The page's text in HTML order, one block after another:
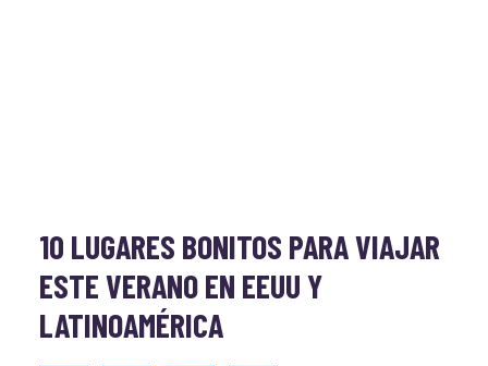
10 LUGARES BONITOS PARA VIAJAR
ESTE VERANO EN EEUU Y
LATINOAMÉRICA